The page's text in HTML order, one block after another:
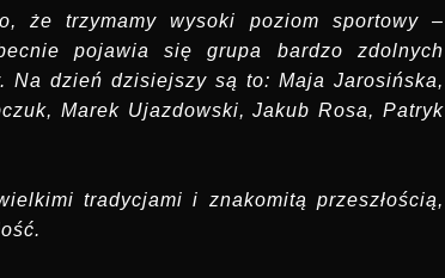
że trzymamy wysoki poziom sportowy –
pojawia się grupa bardzo zdolnych
Na dzień dzisiejszy są to: Maja Jarosińska,
Marek Ujazdowski, Jakub Rosa, Patryk
tradycjami i znakomitą przeszłością,